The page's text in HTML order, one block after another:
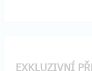
EXKLUZIVNÍ